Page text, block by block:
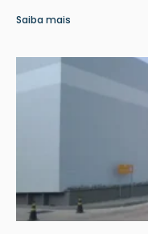
Saiba mais